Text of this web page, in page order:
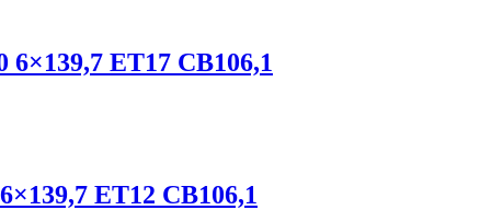
ET17 CB106,1
ET12 CB106,1